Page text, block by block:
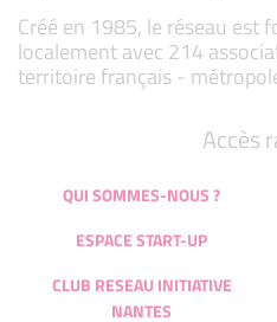
Créé en 1985, le réseau est
localement avec 214
territoire français -
Accès
QUI SOMMES-NOUS ?
ESPACE START-UP
CLUB RESEAU INITIATIVE
NANTES